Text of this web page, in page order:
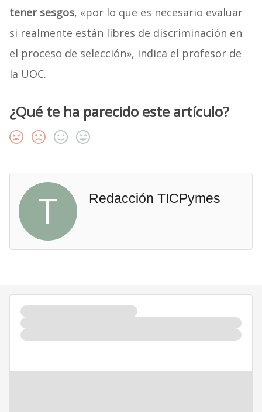
tener sesgos, «por lo que es necesario evaluar
si realmente están libres de discriminación en
el proceso de selección», indica el profesor de
la UOC.
¿Qué te ha parecido este artículo?
T Redacción TICPymes